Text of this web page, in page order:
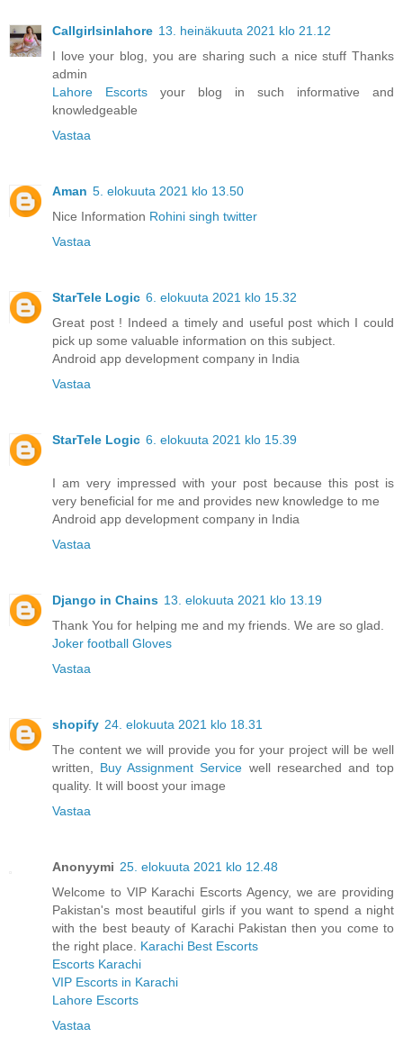
Callgirlsinlahore 13. heinäkuuta 2021 klo 21.12
I love your blog, you are sharing such a nice stuff Thanks
admin
Lahore Escorts your blog in such informative and
knowledgeable
Vastaa
Aman 5. elokuuta 2021 klo 13.50
Nice Information Rohini singh twitter
Vastaa
StarTele Logic 6. elokuuta 2021 klo 15.32
Great post ! Indeed a timely and useful post which I could
pick up some valuable information on this subject.
Android app development company in India
Vastaa
StarTele Logic 6. elokuuta 2021 klo 15.39
I am very impressed with your post because this post is
very beneficial for me and provides new knowledge to me
Android app development company in India
Vastaa
Django in Chains 13. elokuuta 2021 klo 13.19
Thank You for helping me and my friends. We are so glad.
Joker football Gloves
Vastaa
shopify 24. elokuuta 2021 klo 18.31
The content we will provide you for your project will be well
written, Buy Assignment Service well researched and top
quality. It will boost your image
Vastaa
Anonyymi 25. elokuuta 2021 klo 12.48
Welcome to VIP Karachi Escorts Agency, we are providing
Pakistan's most beautiful girls if you want to spend a night
with the best beauty of Karachi Pakistan then you come to
the right place. Karachi Best Escorts
Escorts Karachi
VIP Escorts in Karachi
Lahore Escorts
Vastaa